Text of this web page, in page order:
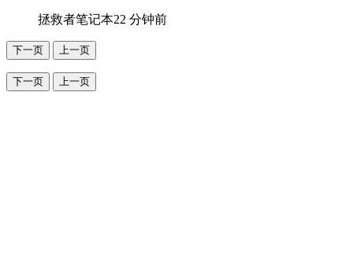
拯救者笔记本22 分钟前
下一页 上一页
下一页 上一页